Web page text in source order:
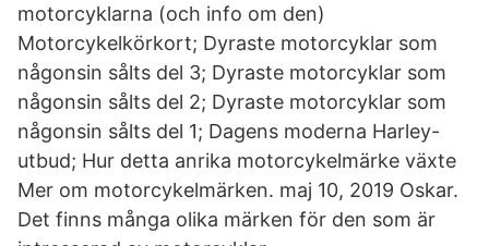
motorcyklarna (och info om den)
Motorcykelkörkort; Dyraste motorcyklar som
någonsin sålts del 3; Dyraste motorcyklar som
någonsin sålts del 2; Dyraste motorcyklar som
någonsin sålts del 1; Dagens moderna Harley-
utbud; Hur detta anrika motorcykelmärke växte
Mer om motorcykelmärken. maj 10, 2019 Oskar.
Det finns många olika märken för den som är